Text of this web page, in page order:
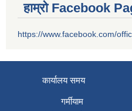
हाम्रो Facebook
https://www.facebook.com/
कार्यालय समय
गर्मीयाम